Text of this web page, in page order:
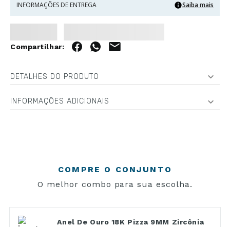
INFORMAÇÕES DE ENTREGA Saiba mais
DETALHES DO PRODUTO
INFORMAÇÕES ADICIONAIS
COMPRE O CONJUNTO
O melhor combo para sua escolha.
Anel De Ouro 18K Pizza 9MM Zircônia